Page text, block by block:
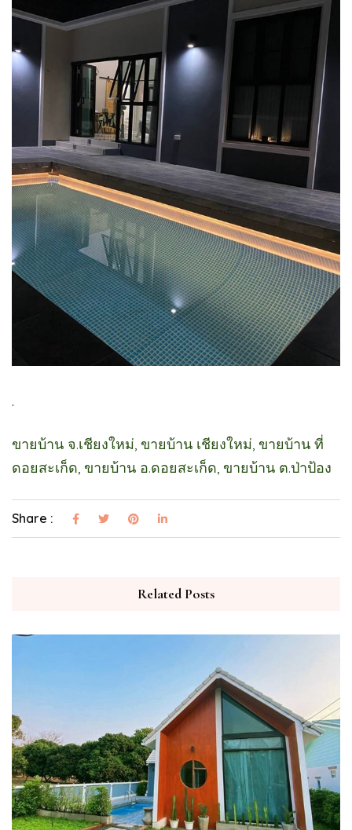
.
ขายบ้าน จ.เชียงใหม่, ขายบ้าน เชียงใหม่, ขายบ้าน ที่
ดอยสะเก็ด, ขายบ้าน อ.ดอยสะเก็ด, ขายบ้าน ต.ป่าป้อง
Share :
Related Posts